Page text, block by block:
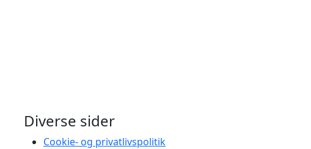
Diverse sider
Cookie- og privatlivspolitik